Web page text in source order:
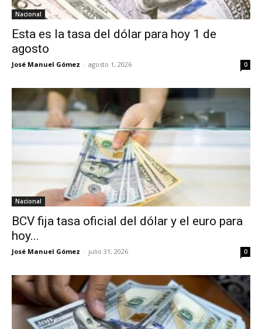
Nacional
Esta es la tasa del dólar para hoy 1 de
agosto
José Manuel Gómez - agosto 1, 2026 0
Nacional
BCV fija tasa oficial del dólar y el euro para
hoy...
José Manuel Gómez - julio 31, 2026 0